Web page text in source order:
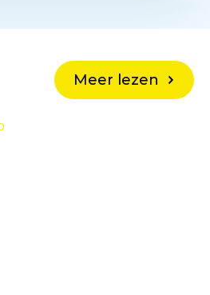
Meer lezen